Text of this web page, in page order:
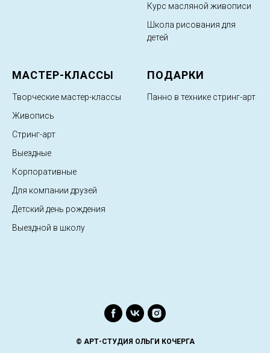
Курс масляной живописи
Школа рисования для
детей
МАСТЕР-КЛАССЫ
Творческие мастер-классы
Живопись
Стринг-арт
Выездные
Корпоративные
Для компании друзей
Детский день рождения
Выездной в школу
ПОДАРКИ
Панно в технике стринг-арт
© АРТ-СТУДИЯ ОЛЬГИ КОЧЕРГА